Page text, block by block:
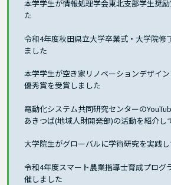
本学学生が情報処理学会東北支部学生奨
た
令和4年度秋田県立大学卒業式・大学院修
ました
本学学生が空き家リノベーションデザイ
優秀賞を受賞しました
電動化システム共同研究センターの
あきつば(地域人財開発部)の活動を紹介し
大学院生がグローバルに学術研究を実践
令和4年度スマート農業指導士育成プログ
催しました